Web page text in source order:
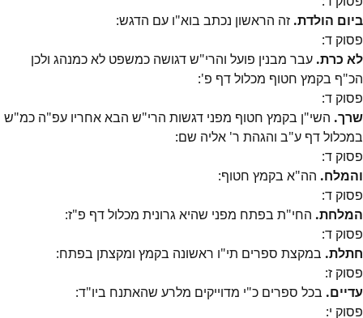
ביום הולדת. זה הראשון נכתב בוא"ו עם הדגש:
פסוק ד:
לא כרת. עבר מבנין פועל והרי"ש דגושה כמשפט לא כמנהג ולכן
הכ"ף בקמץ חטוף מכלול דף פ':
פסוק ד:
שרך. השי"ן בקמץ חטוף מפני דגשות הרי"ש הבא אחריו עפ"ה כמ"ש
במכלול דף ע"ב והגהת ר' אליה שם:
פסוק ד:
והמלח. הה"א בקמץ חטוף:
פסוק ד:
המלחת. החי"ת בפתח מפני שהיא גרונית מכלול דף פ"ז:
פסוק ד:
חתלת. במקצת ספרים תי"ו ראשונה בקמץ ומקצתן בפתח:
פסוק ז:
עדיים. בכל ספרים כ"י מדוייקים מלרע שהאתנח ביו"ד:
פסוק י: